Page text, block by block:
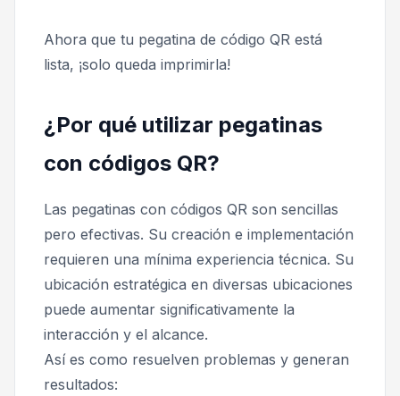
Ahora que tu pegatina de código QR está
lista, ¡solo queda imprimirla!
¿Por qué utilizar pegatinas
con códigos QR?
Las pegatinas con códigos QR son sencillas
pero efectivas. Su creación e implementación
requieren una mínima experiencia técnica. Su
ubicación estratégica en diversas ubicaciones
puede aumentar significativamente la
interacción y el alcance.
Así es como resuelven problemas y generan
resultados: